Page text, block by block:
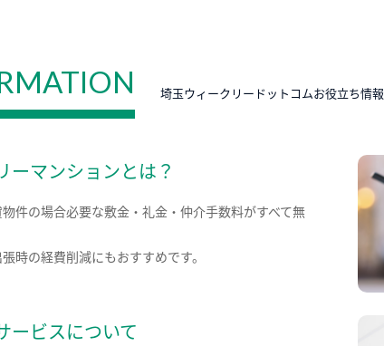
埼玉ウィークリードットコムお役立ち情報
ーマンションとは？
件の場合必要な敷金・礼金・仲介手数料がすべて無
時の経費削減にもおすすめです。
ービスについて